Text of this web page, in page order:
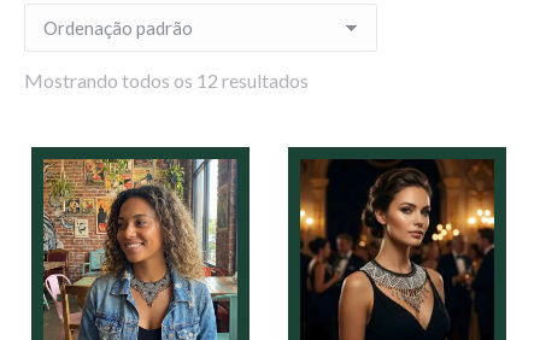
Mostrando todos os 12 resultados